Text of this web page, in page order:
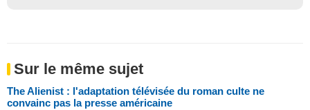
Sur le même sujet
The Alienist : l'adaptation télévisée du roman culte ne
convainc pas la presse américaine